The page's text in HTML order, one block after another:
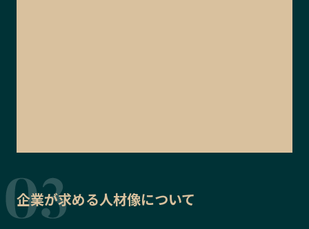
企業が求める人材像について